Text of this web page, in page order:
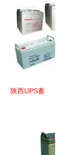
稳定可靠的
储能基石
陕西UPS蓄
动力核心